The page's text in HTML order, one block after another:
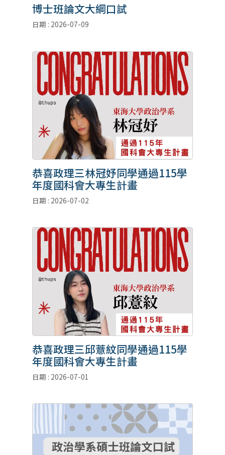
博士班論文大綱口試
日期 : 2026-07-09
恭喜政理三林冠妤同學通過115學
年度國科會大專生計畫
日期 : 2026-07-02
恭喜政理三邱薏紋同學通過115學
年度國科會大專生計畫
日期 : 2026-07-01